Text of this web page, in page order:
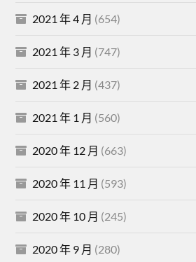
2021 年 4 月 (654)
2021 年 3 月 (747)
2021 年 2 月 (437)
2021 年 1 月 (560)
2020 年 12 月 (663)
2020 年 11 月 (593)
2020 年 10 月 (245)
2020 年 9 月 (280)